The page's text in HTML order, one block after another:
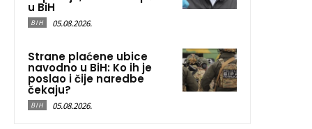
u BiH
BIH 05.08.2026.
Strane plaćene ubice
navodno u BiH: Ko ih je
poslao i čije naredbe
čekaju?
BIH 05.08.2026.